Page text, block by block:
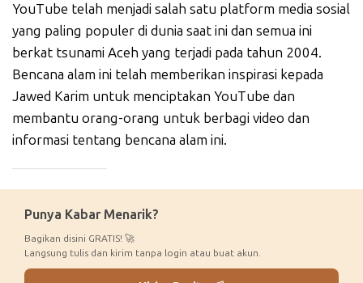
YouTube telah menjadi salah satu platform media sosial
yang paling populer di dunia saat ini dan semua ini
berkat tsunami Aceh yang terjadi pada tahun 2004.
Bencana alam ini telah memberikan inspirasi kepada
Jawed Karim untuk menciptakan YouTube dan
membantu orang-orang untuk berbagi video dan
informasi tentang bencana alam ini.
Punya Kabar Menarik?
Bagikan disini GRATIS! 🚀
Langsung tulis dan kirim tanpa login atau buat akun.